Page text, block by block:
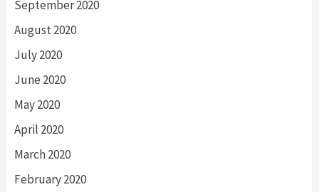
September 2020
August 2020
July 2020
June 2020
May 2020
April 2020
March 2020
February 2020